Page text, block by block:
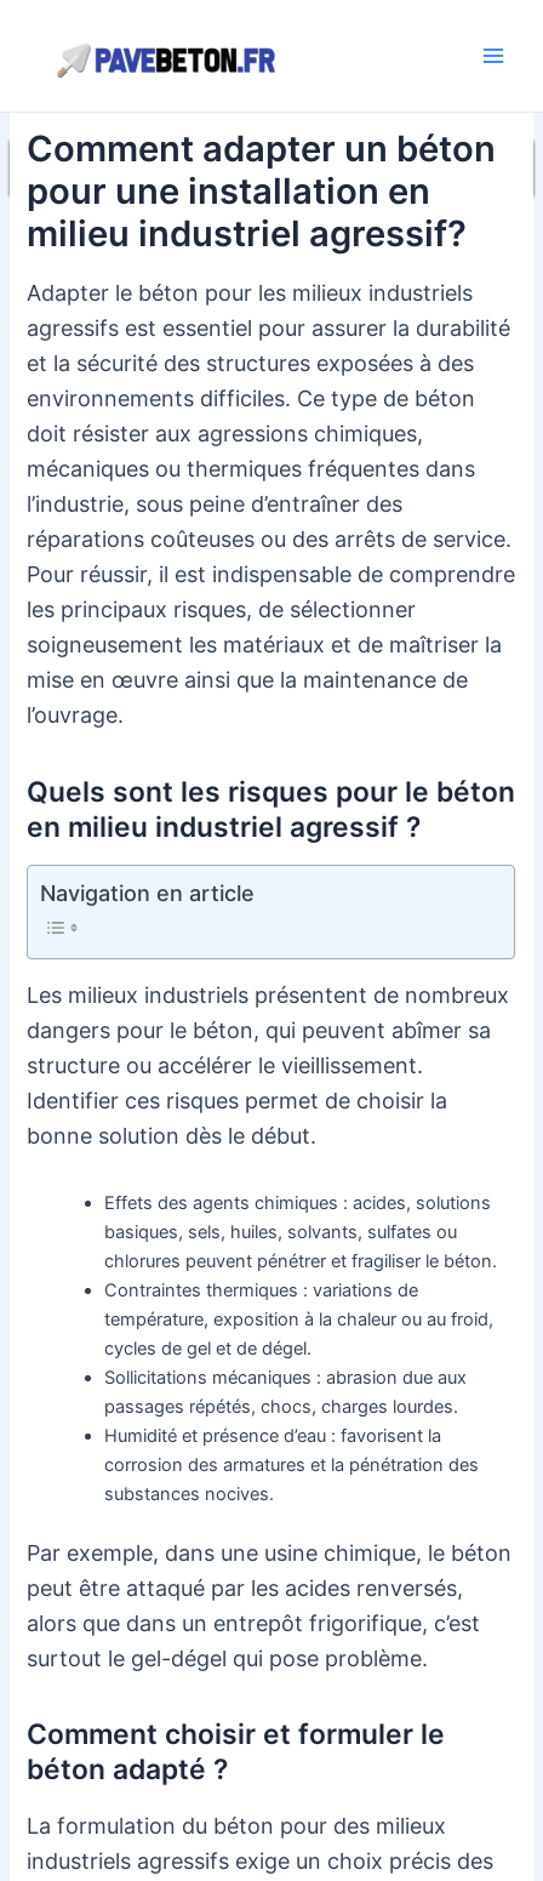
contenu
Comment adapter un béton
pour une installation en
milieu industriel agressif?
Adapter le béton pour les milieux industriels
agressifs est essentiel pour assurer la durabilité
et la sécurité des structures exposées à des
environnements difficiles. Ce type de béton
doit résister aux agressions chimiques,
mécaniques ou thermiques fréquentes dans
l’industrie, sous peine d’entraîner des
réparations coûteuses ou des arrêts de service.
Pour réussir, il est indispensable de comprendre
les principaux risques, de sélectionner
soigneusement les matériaux et de maîtriser la
mise en œuvre ainsi que la maintenance de
l’ouvrage.
Quels sont les risques pour le béton
en milieu industriel agressif ?
Navigation en article
Les milieux industriels présentent de nombreux
dangers pour le béton, qui peuvent abîmer sa
structure ou accélérer le vieillissement.
Identifier ces risques permet de choisir la
bonne solution dès le début.
Effets des agents chimiques : acides, solutions
basiques, sels, huiles, solvants, sulfates ou
chlorures peuvent pénétrer et fragiliser le béton.
Contraintes thermiques : variations de
température, exposition à la chaleur ou au froid,
cycles de gel et de dégel.
Sollicitations mécaniques : abrasion due aux
passages répétés, chocs, charges lourdes.
Humidité et présence d’eau : favorisent la
corrosion des armatures et la pénétration des
substances nocives.
Par exemple, dans une usine chimique, le béton
peut être attaqué par les acides renversés,
alors que dans un entrepôt frigorifique, c’est
surtout le gel-dégel qui pose problème.
Comment choisir et formuler le
béton adapté ?
La formulation du béton pour des milieux
industriels agressifs exige un choix précis des